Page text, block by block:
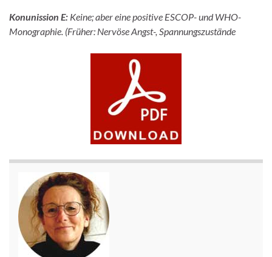
Konunission E: Keine; aber eine positive ESCOP- und WHO-
Monographie. (Früher: Nervöse Angst-, Spannungszustände